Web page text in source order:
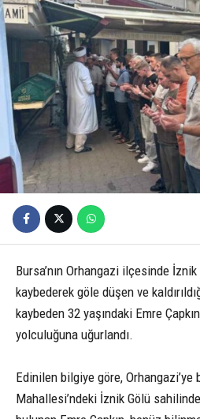
Bursa’nın Orhangazi ilçesinde İznik
kaybederek göle düşen ve
kaybeden 32 yaşındaki Emre
yolculuğuna uğurlandı.
Edinilen bilgiye göre, Orhangazi’ye
Mahallesi’ndeki İznik Gölü